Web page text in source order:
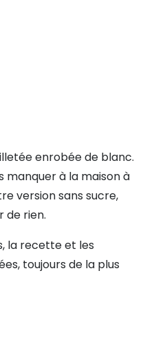
enrobée de blanc.
manquer à la maison à
version sans sucre,
de rien.
la recette et les
toujours de la plus